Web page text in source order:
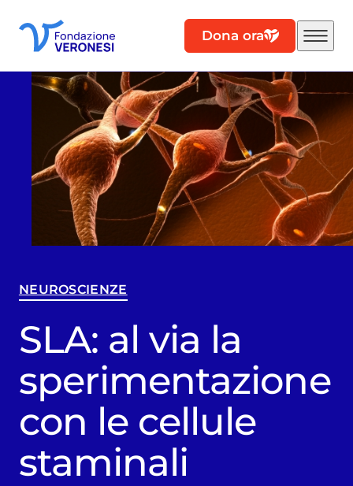
Dona ora
NEUROSCIENZE
SLA: al via la
sperimentazione
con le cellule
staminali